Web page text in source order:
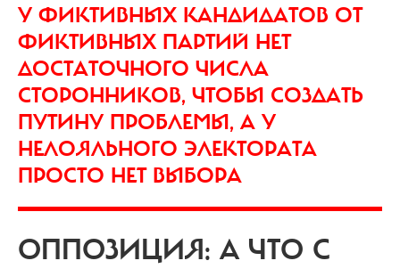
У ФИКТИВНЫХ КАНДИДАТОВ ОТ
ФИКТИВНЫХ ПАРТИЙ НЕТ
ДОСТАТОЧНОГО ЧИСЛА
СТОРОННИКОВ, ЧТОБЫ СОЗДАТЬ
ПУТИНУ ПРОБЛЕМЫ, А У
НЕЛОЯЛЬНОГО ЭЛЕКТОРАТА
ПРОСТО НЕТ ВЫБОРА
ОППОЗИЦИЯ: А ЧТО С